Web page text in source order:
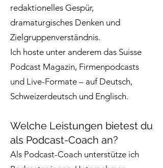
redaktionelles Gespür,
dramaturgisches Denken und
Zielgruppenverständnis.
Ich hoste unter anderem das Suisse
Podcast Magazin, Firmenpodcasts
und Live-Formate – auf Deutsch,
Schweizerdeutsch und Englisch.
Welche Leistungen bietest du
als Podcast-Coach an?
Als Podcast-Coach unterstütze ich